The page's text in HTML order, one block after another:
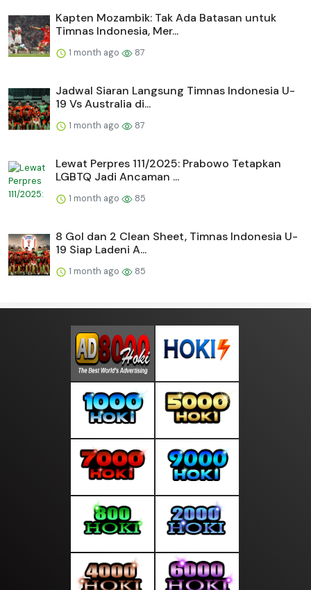
Kapten Mozambik: Tak Ada Batasan untuk
Timnas Indonesia, Mer...
1 month ago 87
Jadwal Siaran Langsung Timnas Indonesia U-
19 Vs Australia di...
1 month ago 87
Lewat Perpres 111/2025: Prabowo Tetapkan
LGBTQ Jadi Ancaman ...
1 month ago 85
8 Gol dan 2 Clean Sheet, Timnas Indonesia U-
19 Siap Ladeni A...
1 month ago 85